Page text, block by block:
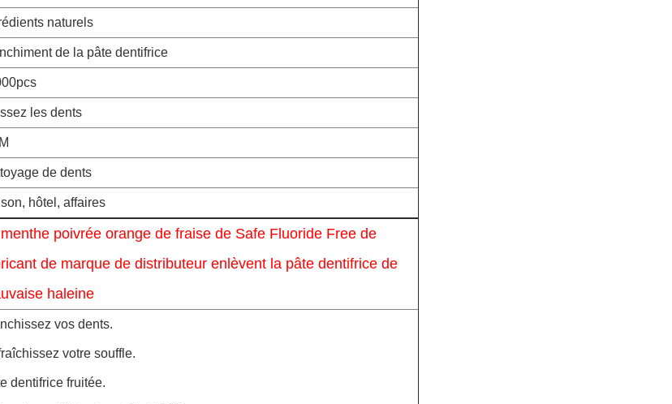
naturels
de la pâte dentifrice
les dents
de dents
hôtel, affaires
poivrée orange de fraise de Safe Fluoride Free de
de marque de distributeur enlèvent la pâte dentifrice de
haleine
vos dents.
votre souffle.
dentifrice fruitée.